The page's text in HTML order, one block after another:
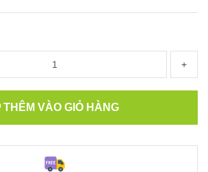
+
THÊM VÀO GIỎ HÀNG